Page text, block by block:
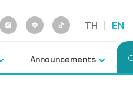
TH | EN
Announcements